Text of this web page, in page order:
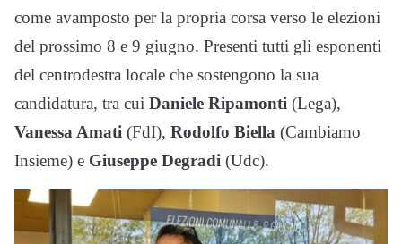
come avamposto per la propria corsa verso le elezioni
del prossimo 8 e 9 giugno. Presenti tutti gli esponenti
del centrodestra locale che sostengono la sua
candidatura, tra cui Daniele Ripamonti (Lega),
Vanessa Amati (FdI), Rodolfo Biella (Cambiamo
Insieme) e Giuseppe Degradi (Udc).